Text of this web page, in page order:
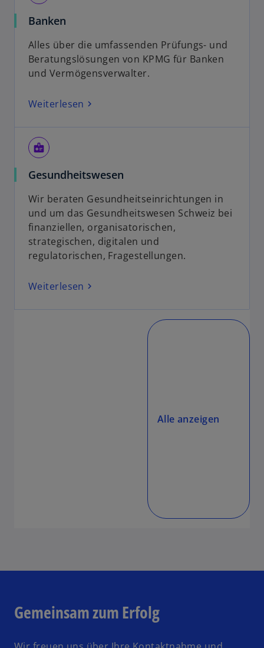
Banken
Alles über die umfassenden Prüfungs- und
Beratungslösungen von KPMG für Banken
und Vermögensverwalter.
Weiterlesen
medical_information
Gesundheitswesen
Wir beraten Gesundheitseinrichtungen in
und um das Gesundheitswesen Schweiz bei
finanziellen, organisatorischen,
strategischen, digitalen und
regulatorischen, Fragestellungen.
Weiterlesen
Alle anzeigen
Gemeinsam zum Erfolg